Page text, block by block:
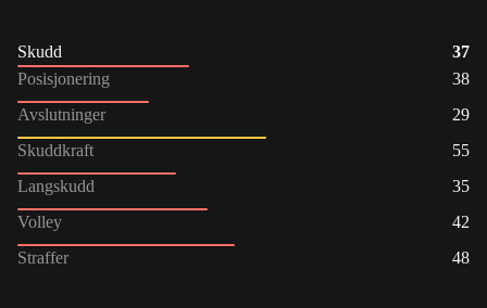
Skudd
37
Posisjonering
38
Avslutninger
29
Skuddkraft
55
Langskudd
35
Volley
42
Straffer
48